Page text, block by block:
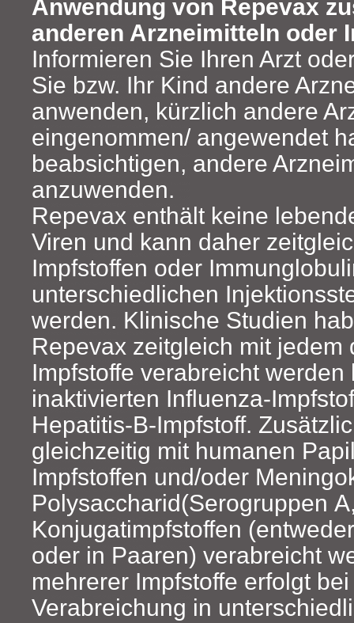
Anwendung von Repevax
anderen Arzneimitteln oder
Informieren Sie Ihren Arzt
Sie bzw. Ihr Kind andere
anwenden, kürzlich andere
eingenommen/ angewendet
beabsichtigen, andere
anzuwenden.
Repevax enthält keine
Viren und kann daher
Impfstoffen oder
unterschiedlichen
werden. Klinische Studien
Repevax zeitgleich mit jedem
Impfstoffe verabreicht werden
inaktivierten Influenza-
Hepatitis-B-Impfstoff.
gleichzeitig mit humanen
Impfstoffen und/oder
Polysaccharid(Serogruppen
Konjugatimpfstoffen
oder in Paaren) verabreicht
mehrerer Impfstoffe erfolgt
Verabreichung in